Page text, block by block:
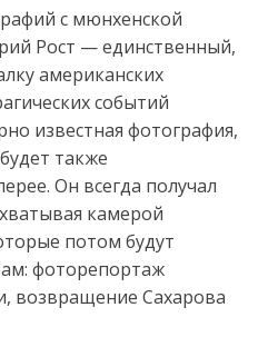
с мюнхенской
Рост — единственный,
американских
событий
известная фотография,
также
Он всегда получал
камерой
потом будут
фоторепортаж
возвращение Сахарова